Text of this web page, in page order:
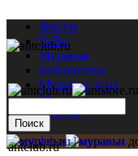
Форум
ЧаВо
Муравьи
Библиотека
Муравьи дома
Мастерская
Каталог
antclub.ru